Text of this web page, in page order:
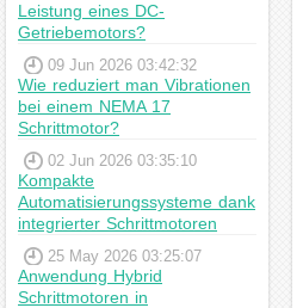
Leistung eines DC-
Getriebemotors?
09 Jun 2026 03:42:32
Wie reduziert man Vibrationen
bei einem NEMA 17
Schrittmotor?
02 Jun 2026 03:35:10
Kompakte
Automatisierungssysteme dank
integrierter Schrittmotoren
25 May 2026 03:25:07
Anwendung Hybrid
Schrittmotoren in